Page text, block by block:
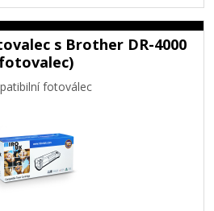
s Brother DR-4000
fotoválec